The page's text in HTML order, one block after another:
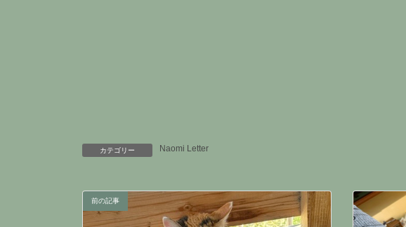
カテゴリー Naomi Letter
前の記事